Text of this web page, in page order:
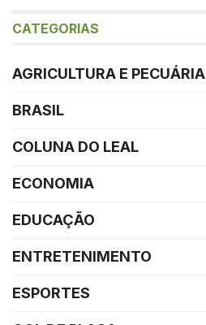
CATEGORIAS
AGRICULTURA E PECUÁRIA
BRASIL
COLUNA DO LEAL
ECONOMIA
EDUCAÇÃO
ENTRETENIMENTO
ESPORTES